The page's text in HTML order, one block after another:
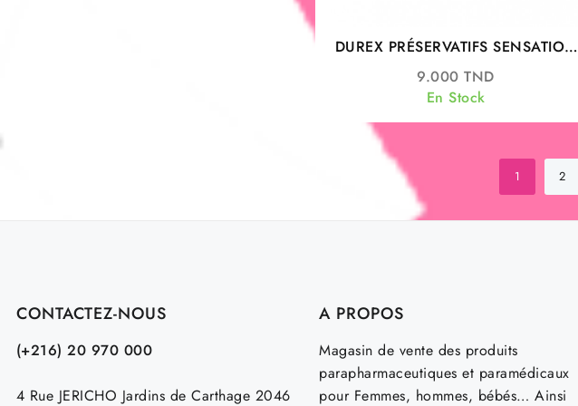
DUREX PRÉSERVATIFS SENSATION
BOITE DE 3
9.000TND
En Stock
1 2
CONTACTEZ-NOUS
(+216) 20 970 000
4 Rue JERICHO Jardins de Carthage 2046
A PROPOS
Magasin de vente des produits
parapharmaceutiques et paramédicaux
pour Femmes, hommes, bébés… Ainsi